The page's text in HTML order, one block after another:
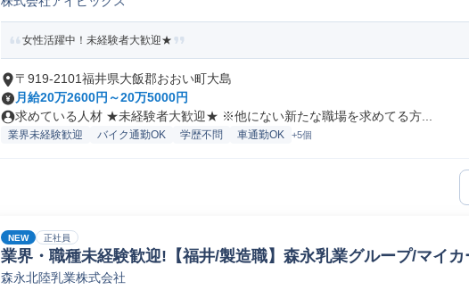
女性活躍中！未経験者大歓迎★
〒919-2101福井県大飯郡おおい町大島
月給20万2600円～20万5000円
求めている人材 ★未経験者大歓迎★ ※他にない新たな職場を求めてる方...
業界未経験歓迎 バイク通勤OK 学歴不問 車通勤OK +5個
NEW 正社員
業界・職種未経験歓迎!【福井/製造職】森永乳業グループ/マイカ
ペレーター/ラインマネージャー(食品/飲料/たばこ)
森永北陸乳業株式会社